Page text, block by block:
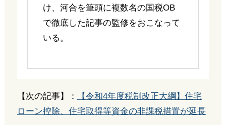
け、河合を筆頭に複数名の国税OB
で徹底した記事の監修をおこなって
いる。
【次の記事】：
【令和4年度税制改正大綱】住宅
ローン控除、住宅取得等資金の非課税措置が延長